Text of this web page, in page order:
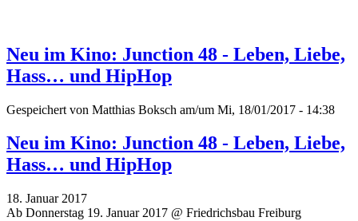
Neu im Kino: Junction 48 - Leben, Liebe,
Hass… und HipHop
Gespeichert von Matthias Boksch am/um Mi, 18/01/2017 - 14:38
Neu im Kino: Junction 48 - Leben, Liebe,
Hass… und HipHop
18. Januar 2017
Ab Donnerstag 19. Januar 2017 @ Friedrichsbau Freiburg